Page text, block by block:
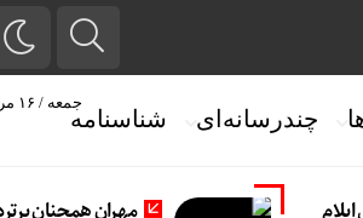
چندرسانه‌ای شناسنامه
جمعه / ۱۶ مرداد / ۱۴۰۵
مهران همچنان